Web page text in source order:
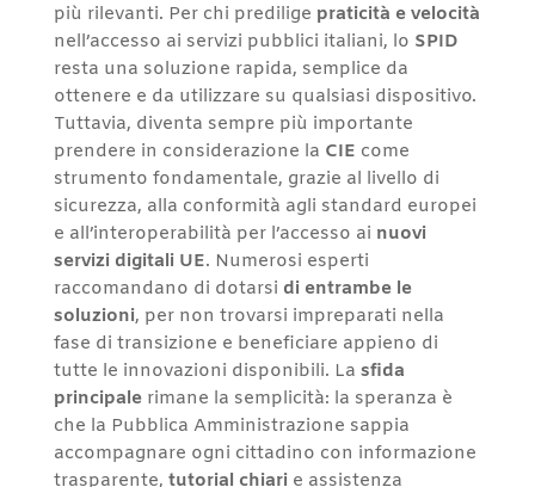
più rilevanti. Per chi predilige praticità e velocità
nell’accesso ai servizi pubblici italiani, lo SPID
resta una soluzione rapida, semplice da
ottenere e da utilizzare su qualsiasi dispositivo.
Tuttavia, diventa sempre più importante
prendere in considerazione la CIE come
strumento fondamentale, grazie al livello di
sicurezza, alla conformità agli standard europei
e all’interoperabilità per l’accesso ai nuovi
servizi digitali UE. Numerosi esperti
raccomandano di dotarsi di entrambe le
soluzioni, per non trovarsi impreparati nella
fase di transizione e beneficiare appieno di
tutte le innovazioni disponibili. La sfida
principalerimane la semplicità: la speranza è
che la Pubblica Amministrazione sappia
accompagnare ogni cittadino con informazione
trasparente, tutorial chiarie assistenza